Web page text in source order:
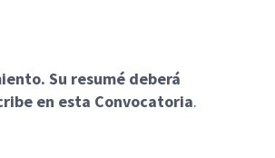
Su resumé deberá
en esta Convocatoria.